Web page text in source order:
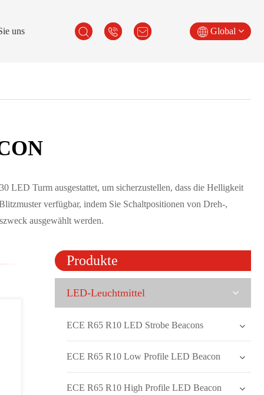
uns Global
LED Turm ausgestattet, um sicherzustellen, dass die Helligkeit
verfügbar, indem Sie Schaltpositionen von Dreh-,
ausgewählt werden.
Produkte
LED-Leuchtmittel
ECE R65 R10 LED Strobe Beacons
ECE R65 R10 Low Profile LED Beacon
ECE R65 R10 High Profile LED Beacon